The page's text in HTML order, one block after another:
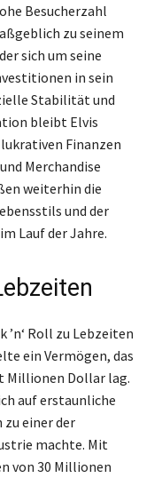
Besucherzahl
zu seinem
sich um seine
in sein
Stabilität und
bleibt Elvis
Finanzen
Merchandise
weiterhin die
und der
Lauf der Jahre.
Roll zu Lebzeiten
ein Vermögen, das
Millionen Dollar lag.
auf erstaunliche
einer der
machte. Mit
von 30 Millionen